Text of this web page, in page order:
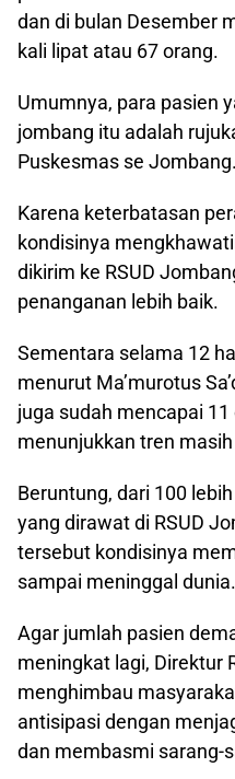
dan di bulan Desember
kali lipat atau 67 orang.
Umumnya, para pasien
jombang itu adalah
Puskesmas se Jombang.
Karena keterbatasan
kondisinya
dikirim ke RSUD
penanganan lebih baik.
Sementara selama 12
menurut Ma’murotus
juga sudah mencapai
menunjukkan tren
Beruntung, dari 100
yang dirawat di RSUD
tersebut kondisinya
sampai meninggal dunia.
Agar jumlah pasien
meningkat lagi, Direktur
menghimbau
antisipasi dengan
dan membasmi sarang-